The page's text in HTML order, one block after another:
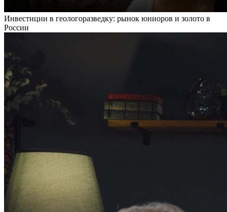
Инвестиции в геологоразведку: рынок юниоров и золото в
России